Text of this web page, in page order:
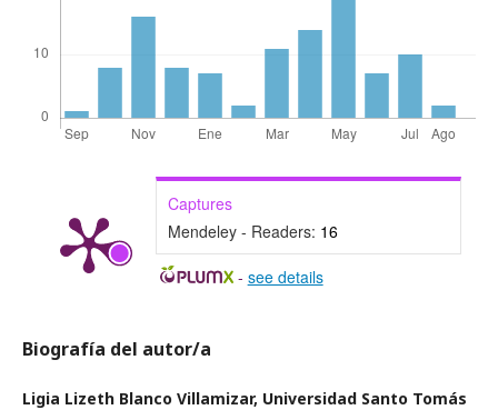
Captures
Mendeley - Readers: 16
- see details
Biografía del autor/a
Ligia Lizeth Blanco Villamizar, Universidad Santo Tomás